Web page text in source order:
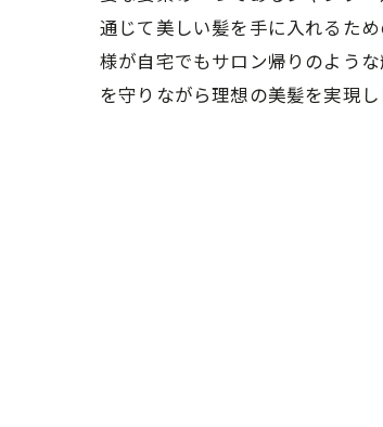
通じて美しい髪を手に入れるた
様が自宅でもサロン帰りのよう
を守りながら理想の美髪を実現